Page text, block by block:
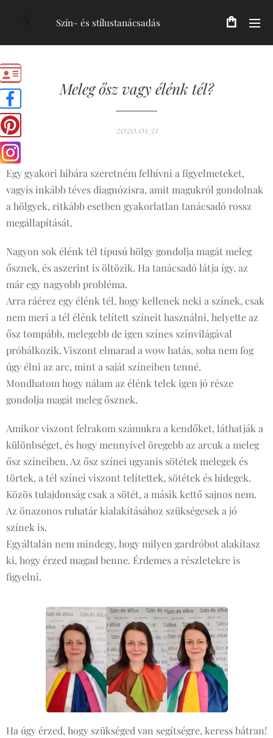
Szín- és stílustanácsadás
Meleg ősz vagy élénk tél?
2020.01.31
Egy gyakori hibára szeretném felhívni a figyelmeteket,
vagyis inkább téves diagnózisra, amit magukról gondolnak
a hölgyek, ritkább esetben gyakorlatlan tanácsadó rossz
megállapítását.
Nagyon sok élénk tél típusú hölgy gondolja magát meleg
ősznek, és aszerint is öltözik. Ha tanácsadó látja így, az
már egy nagyobb probléma.
Arra ráérez egy élénk tél, hogy kellenek neki a színek, csak
nem meri a tél élénk telített színeit használni, helyette az
ősz tompább, melegebb de igen színes színvilágával
próbálkozik. Viszont elmarad a wow hatás, soha nem fog
úgy élni az arc, mint a saját színeiben tenné.
Mondhatom hogy nálam az élénk telek igen jó része
gondolja magát meleg ősznek.
Amikor viszont felrakom számukra a kendőket, láthatják a
különbséget, és hogy mennyivel öregebb az arcuk a meleg
ősz színeiben. Az ősz színei ugyanis sötétek melegek és
törtek, a tél színei viszont telítettek, sötétek és hidegek.
Közös tulajdonság csak a sötét, a másik kettő sajnos nem.
Az önazonos ruhatár kialakításához szükségesek a jó
színek is.
Egyáltalán nem mindegy, hogy milyen gardróbot alakítasz
ki, hogy érzed magad benne. Érdemes a részletekre is
figyelni.
Ha úgy érzed, hogy szükséged van segítségre, keress bátran!